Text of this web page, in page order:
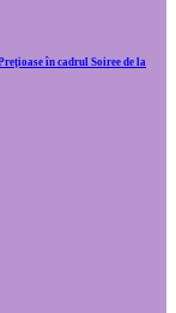
în cadrul Soiree de la